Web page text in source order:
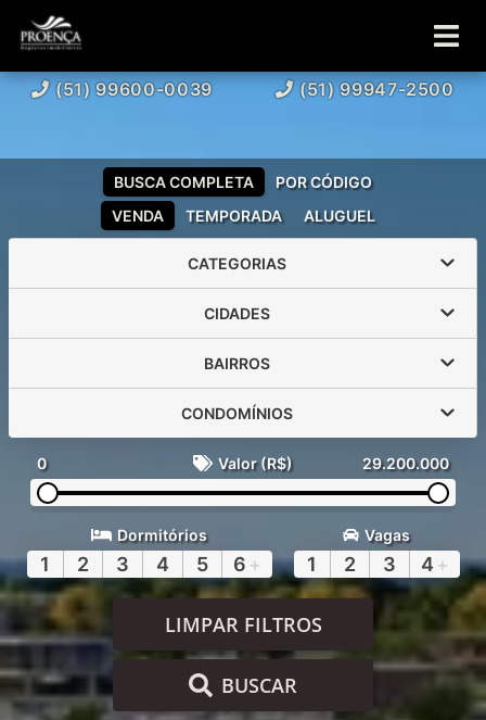
(51) 99600-0039 (51) 99947-2500
VENDA TEMPORADA ALUGUEL
BUSCA COMPLETA POR CÓDIGO
CATEGORIAS
CIDADES
BAIRROS
CONDOMÍNIOS
0 Valor (R$) 29.200.000
Dormitórios
1 2 3 4 5 6 +
Vagas
1 2 3 4 +
LIMPAR FILTROS
BUSCAR